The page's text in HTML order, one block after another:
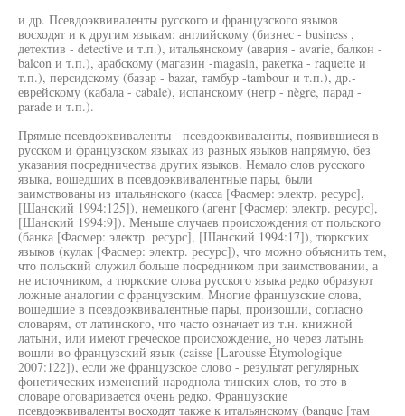
и др. Псевдоэквиваленты русского и французского языков
восходят и к другим языкам: английскому (бизнес - business ,
детектив - detective и т.п.), итальянскому (авария - avarie, балкон -
balcon и т.п.), арабскому (магазин -magasin, ракетка - raquette и
т.п.), персидскому (базар - bazar, тамбур -tambour и т.п.), др.-
еврейскому (кабала - cabale), испанскому (негр - nègre, парад -
parade и т.п.).
Прямые псевдоэквиваленты - псевдоэквиваленты, появившиеся в
русском и французском языках из разных языков напрямую, без
указания посредничества других языков. Немало слов русского
языка, вошедших в псевдоэквивалентные пары, были
заимствованы из итальянского (касса [Фасмер: электр. ресурс],
[Шанский 1994:125]), немецкого (агент [Фасмер: электр. ресурс],
[Шанский 1994:9]). Меньше случаев происхождения от польского
(банка [Фасмер: электр. ресурс], [Шанский 1994:17]), тюркских
языков (кулак [Фасмер: электр. ресурс]), что можно объяснить тем,
что польский служил больше посредником при заимствовании, а
не источником, а тюркские слова русского языка редко образуют
ложные аналогии с французским. Многие французские слова,
вошедшие в псевдоэквивалентные пары, произошли, согласно
словарям, от латинского, что часто означает из т.н. книжной
латыни, или имеют греческое происхождение, но через латынь
вошли во французский язык (caisse [Larousse Étymologique
2007:122]), если же французское слово - результат регулярных
фонетических изменений народнола-тинских слов, то это в
словаре оговаривается очень редко. Французские
псевдоэквиваленты восходят также к итальянскому (banque [там